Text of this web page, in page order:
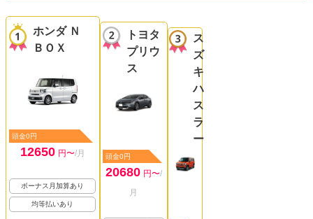
ホンダ Ｎ
ＢＯＸ
頭金0円
12650 円〜/月
ボーナス月加算あり
均等払いあり
トヨタ
プリウ
ス
頭金0円
20680 円〜/
月
ス
ズ
キ
ハ
ス
ラ
ー